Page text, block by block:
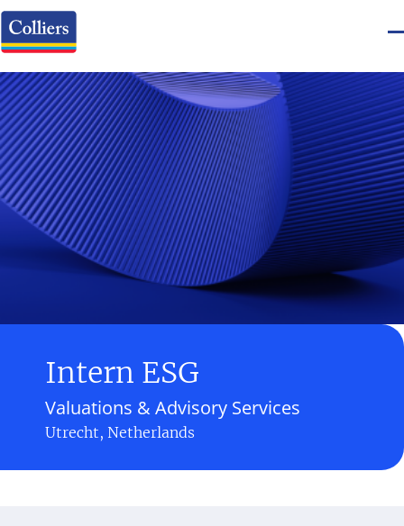
Intern ESG
Valuations & Advisory Services
Utrecht, Netherlands